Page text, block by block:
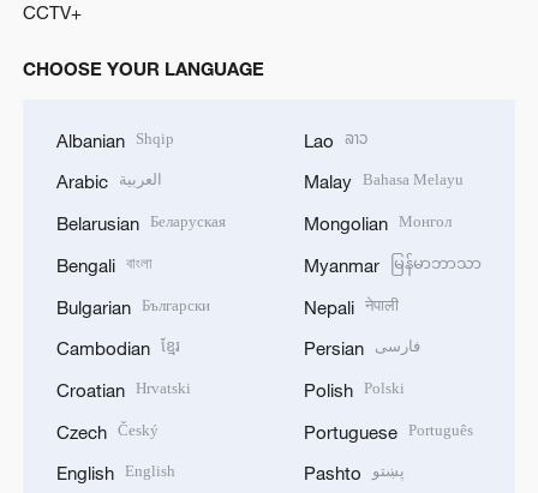
CCTV+
CHOOSE YOUR LANGUAGE
Albanian Shqip
Arabic العربية
Belarusian Беларуская
Bengali বাংলা
Bulgarian Български
Cambodian ខ្មែរ
Croatian Hrvatski
Czech Český
English English
Lao ລາວ
Malay Bahasa Melayu
Mongolian Монгол
Myanmar မြန်မာဘာသာ
Nepali नेपाली
Persian فارسی
Polish Polski
Portuguese Português
Pashto پښتو